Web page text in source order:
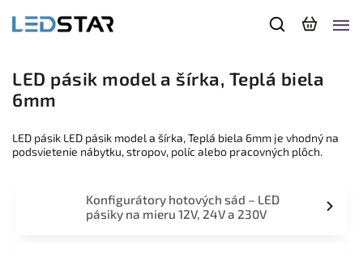
LED pásik model a šírka, Teplá biela
6mm
LED pásik LED pásik model a šírka, Teplá biela 6mm je vhodný na
podsvietenie nábytku, stropov, políc alebo pracovných plôch.
Konfigurátory hotových sád – LED
pásiky na mieru 12V, 24V a 230V